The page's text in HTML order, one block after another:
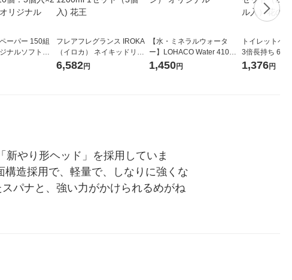
ーパー 150組
ナルソフトパ
ュ フィオナ オ
フレアフレグランス IROKA
（イロカ） ネイキッドリリ
ーの香り 柔軟剤 詰め替え 超
6,582円
【水・ミネラルウォータ
ー】LOHACO Water 410ml
1箱（20本入）ラベルレス
1,450円
トイレットペ
3倍長持ち 6ロール
紙配合 スコッ
1,376円
やり形ヘッド」を採用していま
造採用で、軽量で、しなりに強くな
パナと、強い力がかけられるめがね